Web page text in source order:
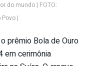
do mundo | FOTO:
|
prêmio Bola de Ouro
em cerimônia